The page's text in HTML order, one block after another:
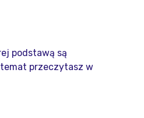
podstawą są
przeczytasz w